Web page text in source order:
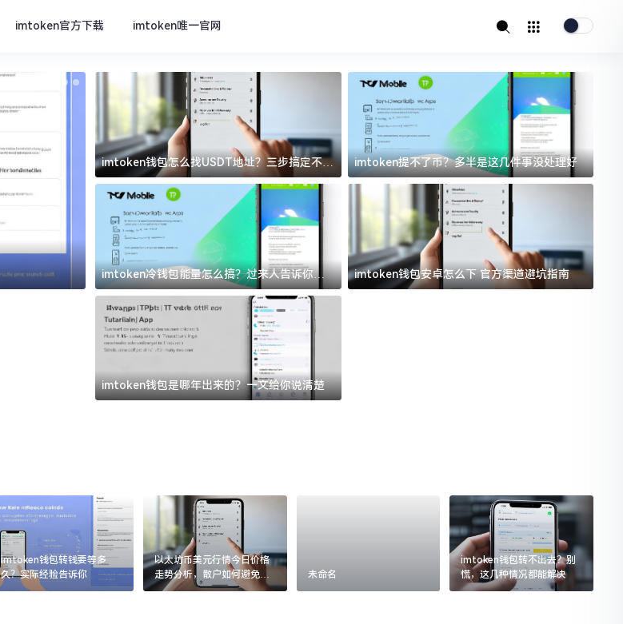
imtoken官方下载 imtoken唯一官网
imtoken官方下载
imtoken钱包怎么找USDT地址？三步搞定不踩
坑
imtoken提不了币？多半是这几件事没处理好
imtoken冷钱包能量怎么搞？过来人告诉你门
道
imtoken钱包安卓怎么下 官方渠道避坑指南
imtoken钱包是哪年出来的？一文给你说清楚
imtoken钱包转钱要等多
久？实际经验告诉你
以太坊币美元行情今日价格
走势分析，散户如何避免追
涨杀跌被套牢
未命名
imtoken钱包转不出去？别
慌，这几种情况都能解决